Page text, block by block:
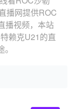
播网提供ROC
播视频，本站
赖克U21的直